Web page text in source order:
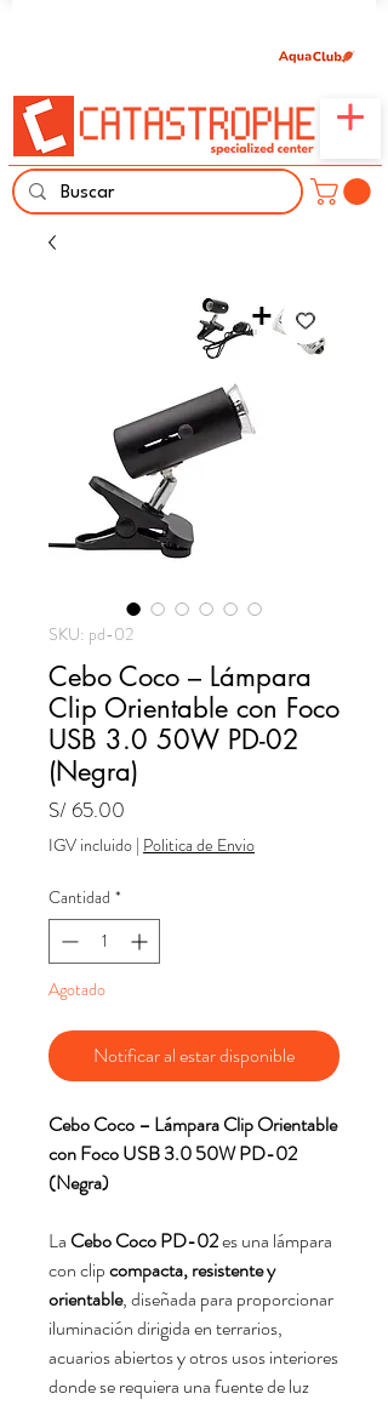
SKU: pd-02
Cebo Coco – Lámpara
Clip Orientable con Foco
USB 3.0 50W PD-02
(Negra)
S/ 65.00
IGV incluido | Politica de Envio
Cantidad *
Agotado
Notificar al estar disponible
Cebo Coco – Lámpara Clip Orientable
con Foco USB 3.0 50W PD-02
(Negra)
La Cebo Coco PD-02es una lámpara
con clipcompacta, resistente y
orientable, diseñada para proporcionar
iluminación dirigida en terrarios,
acuarios abiertos y otros usos interiores
donde se requiera una fuente de luz